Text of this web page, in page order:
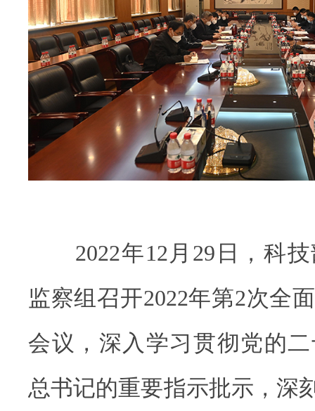
2022年12月29日，科技
监察组召开2022年第2次全
会议，深入学习贯彻党的
总书记的重要指示批示，深